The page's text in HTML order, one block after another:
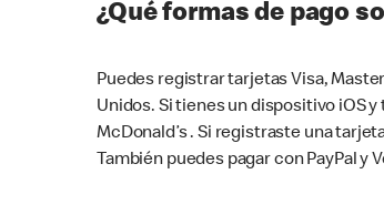
¿Qué formas de pago
Puedes registrar tarjetas Visa,
Unidos. Si tienes un dispositivo iOS
McDonald’s . Si registraste una
También puedes pagar con PayPal y